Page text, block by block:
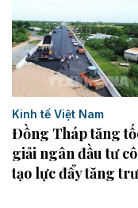
Kinh tế Việt Nam
Đồng Tháp tăng
giải ngân đầu tư
tạo lực đẩy tăng